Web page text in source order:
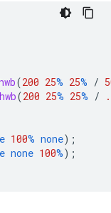
(200 25% 25% /
hwb(200 25% 25% /
100% none);
none 100%);